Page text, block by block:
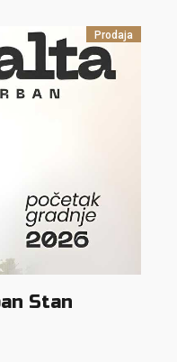
Prodaja
Stan